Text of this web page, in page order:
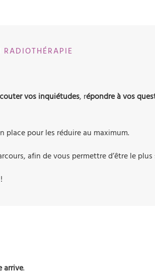
vos inquiétudes, répondre à vos
place pour les réduire au maximum.
afin de vous permettre d’être le
arrive.